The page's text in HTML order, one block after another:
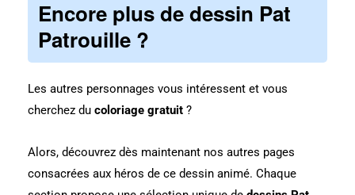
Encore plus de dessin Pat
Patrouille ?
Les autres personnages vous intéressent et vous
cherchez du coloriage gratuit ?
Alors, découvrez dès maintenant nos autres pages
consacrées aux héros de ce dessin animé. Chaque